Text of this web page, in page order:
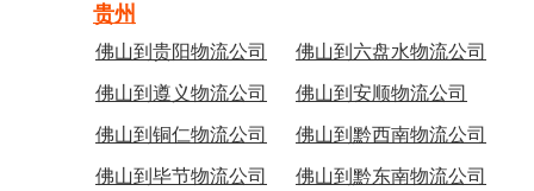
贵州
佛山到贵阳物流公司 佛山到六盘水物流公司
佛山到遵义物流公司 佛山到安顺物流公司
佛山到铜仁物流公司 佛山到黔西南物流公司
佛山到毕节物流公司 佛山到黔东南物流公司